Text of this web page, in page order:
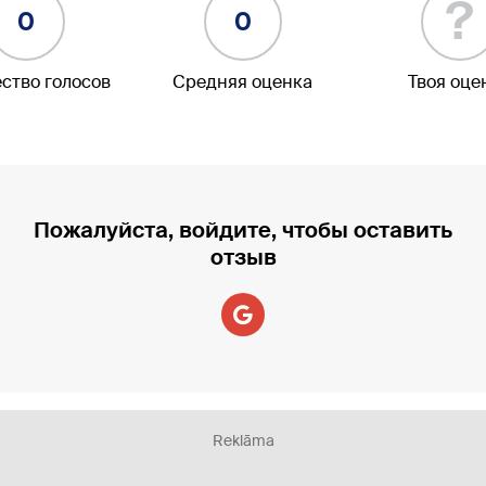
0
голосов
0
Средняя оценка
?
Твоя
Пожалуйста, войдите, чтобы оставить
отзыв
Reklāma